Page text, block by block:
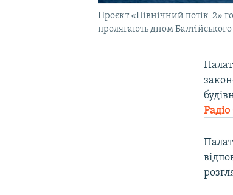
Проєкт «Північний потік-2»
пролягають дном